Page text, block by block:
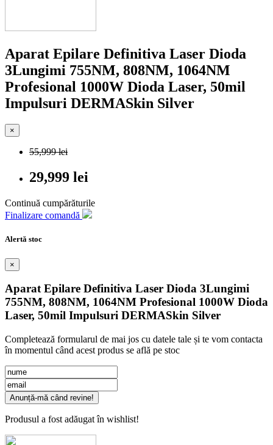
Aparat Epilare Definitiva Laser Dioda
3Lungimi 755NM, 808NM, 1064NM
Profesional 1000W Dioda Laser, 50mil
Impulsuri DERMASkin Silver
×
55,999 lei
29,999 lei
Continuă cumpărăturile
Finalizare comandă
Alertă stoc
×
Aparat Epilare Definitiva Laser Dioda 3Lungimi
755NM, 808NM, 1064NM Profesional 1000W Dioda
Laser, 50mil Impulsuri DERMASkin Silver
Completează formularul de mai jos cu datele tale și te vom contacta
în momentul când acest produs se află pe stoc
Anunță-mă când revine!
Produsul a fost adăugat în wishlist!